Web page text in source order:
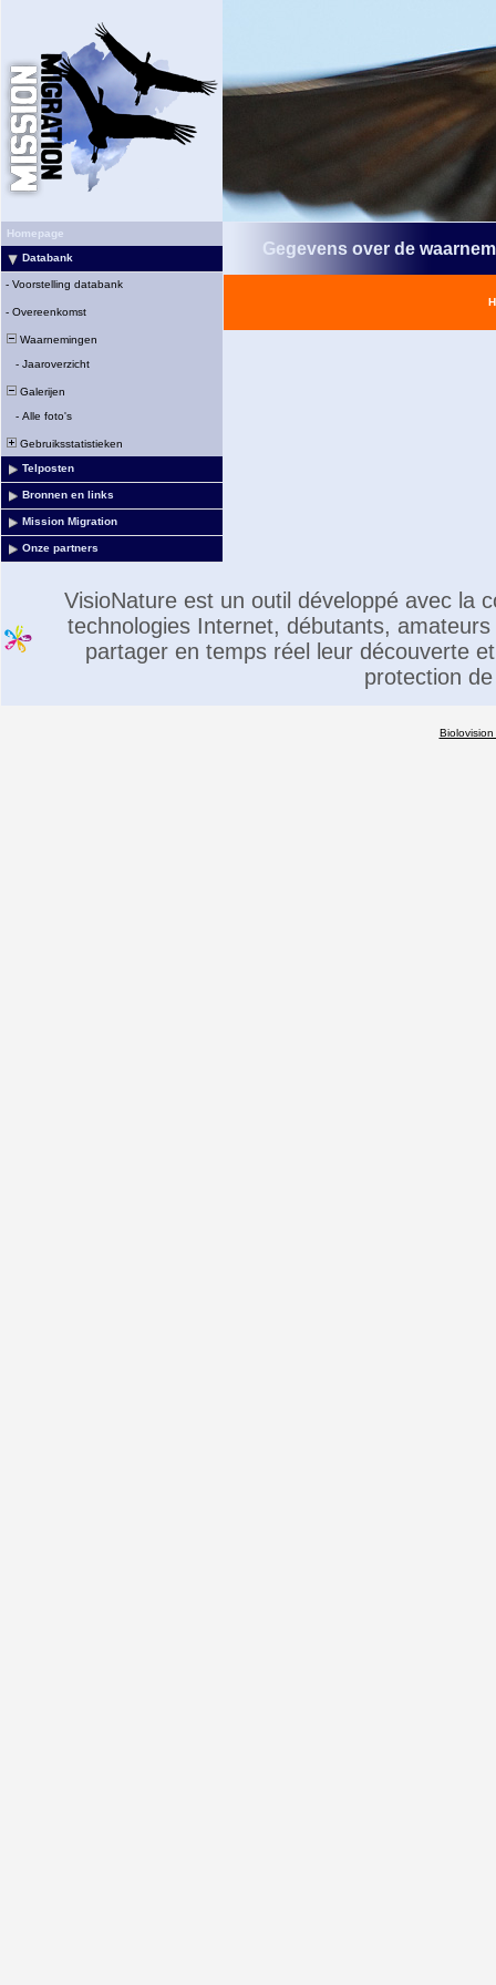
Homepage
Databank
- Voorstelling databank
- Overeenkomst
Waarnemingen
- Jaaroverzicht
Galerijen
- Alle foto's
Gebruiksstatistieken
Telposten
Bronnen en links
Mission Migration
Onze partners
Gegevens over de
VisioNature est un outil développé avec la
technologies Internet, débutants,
partager en temps réel leur découverte
protection
Biolovision